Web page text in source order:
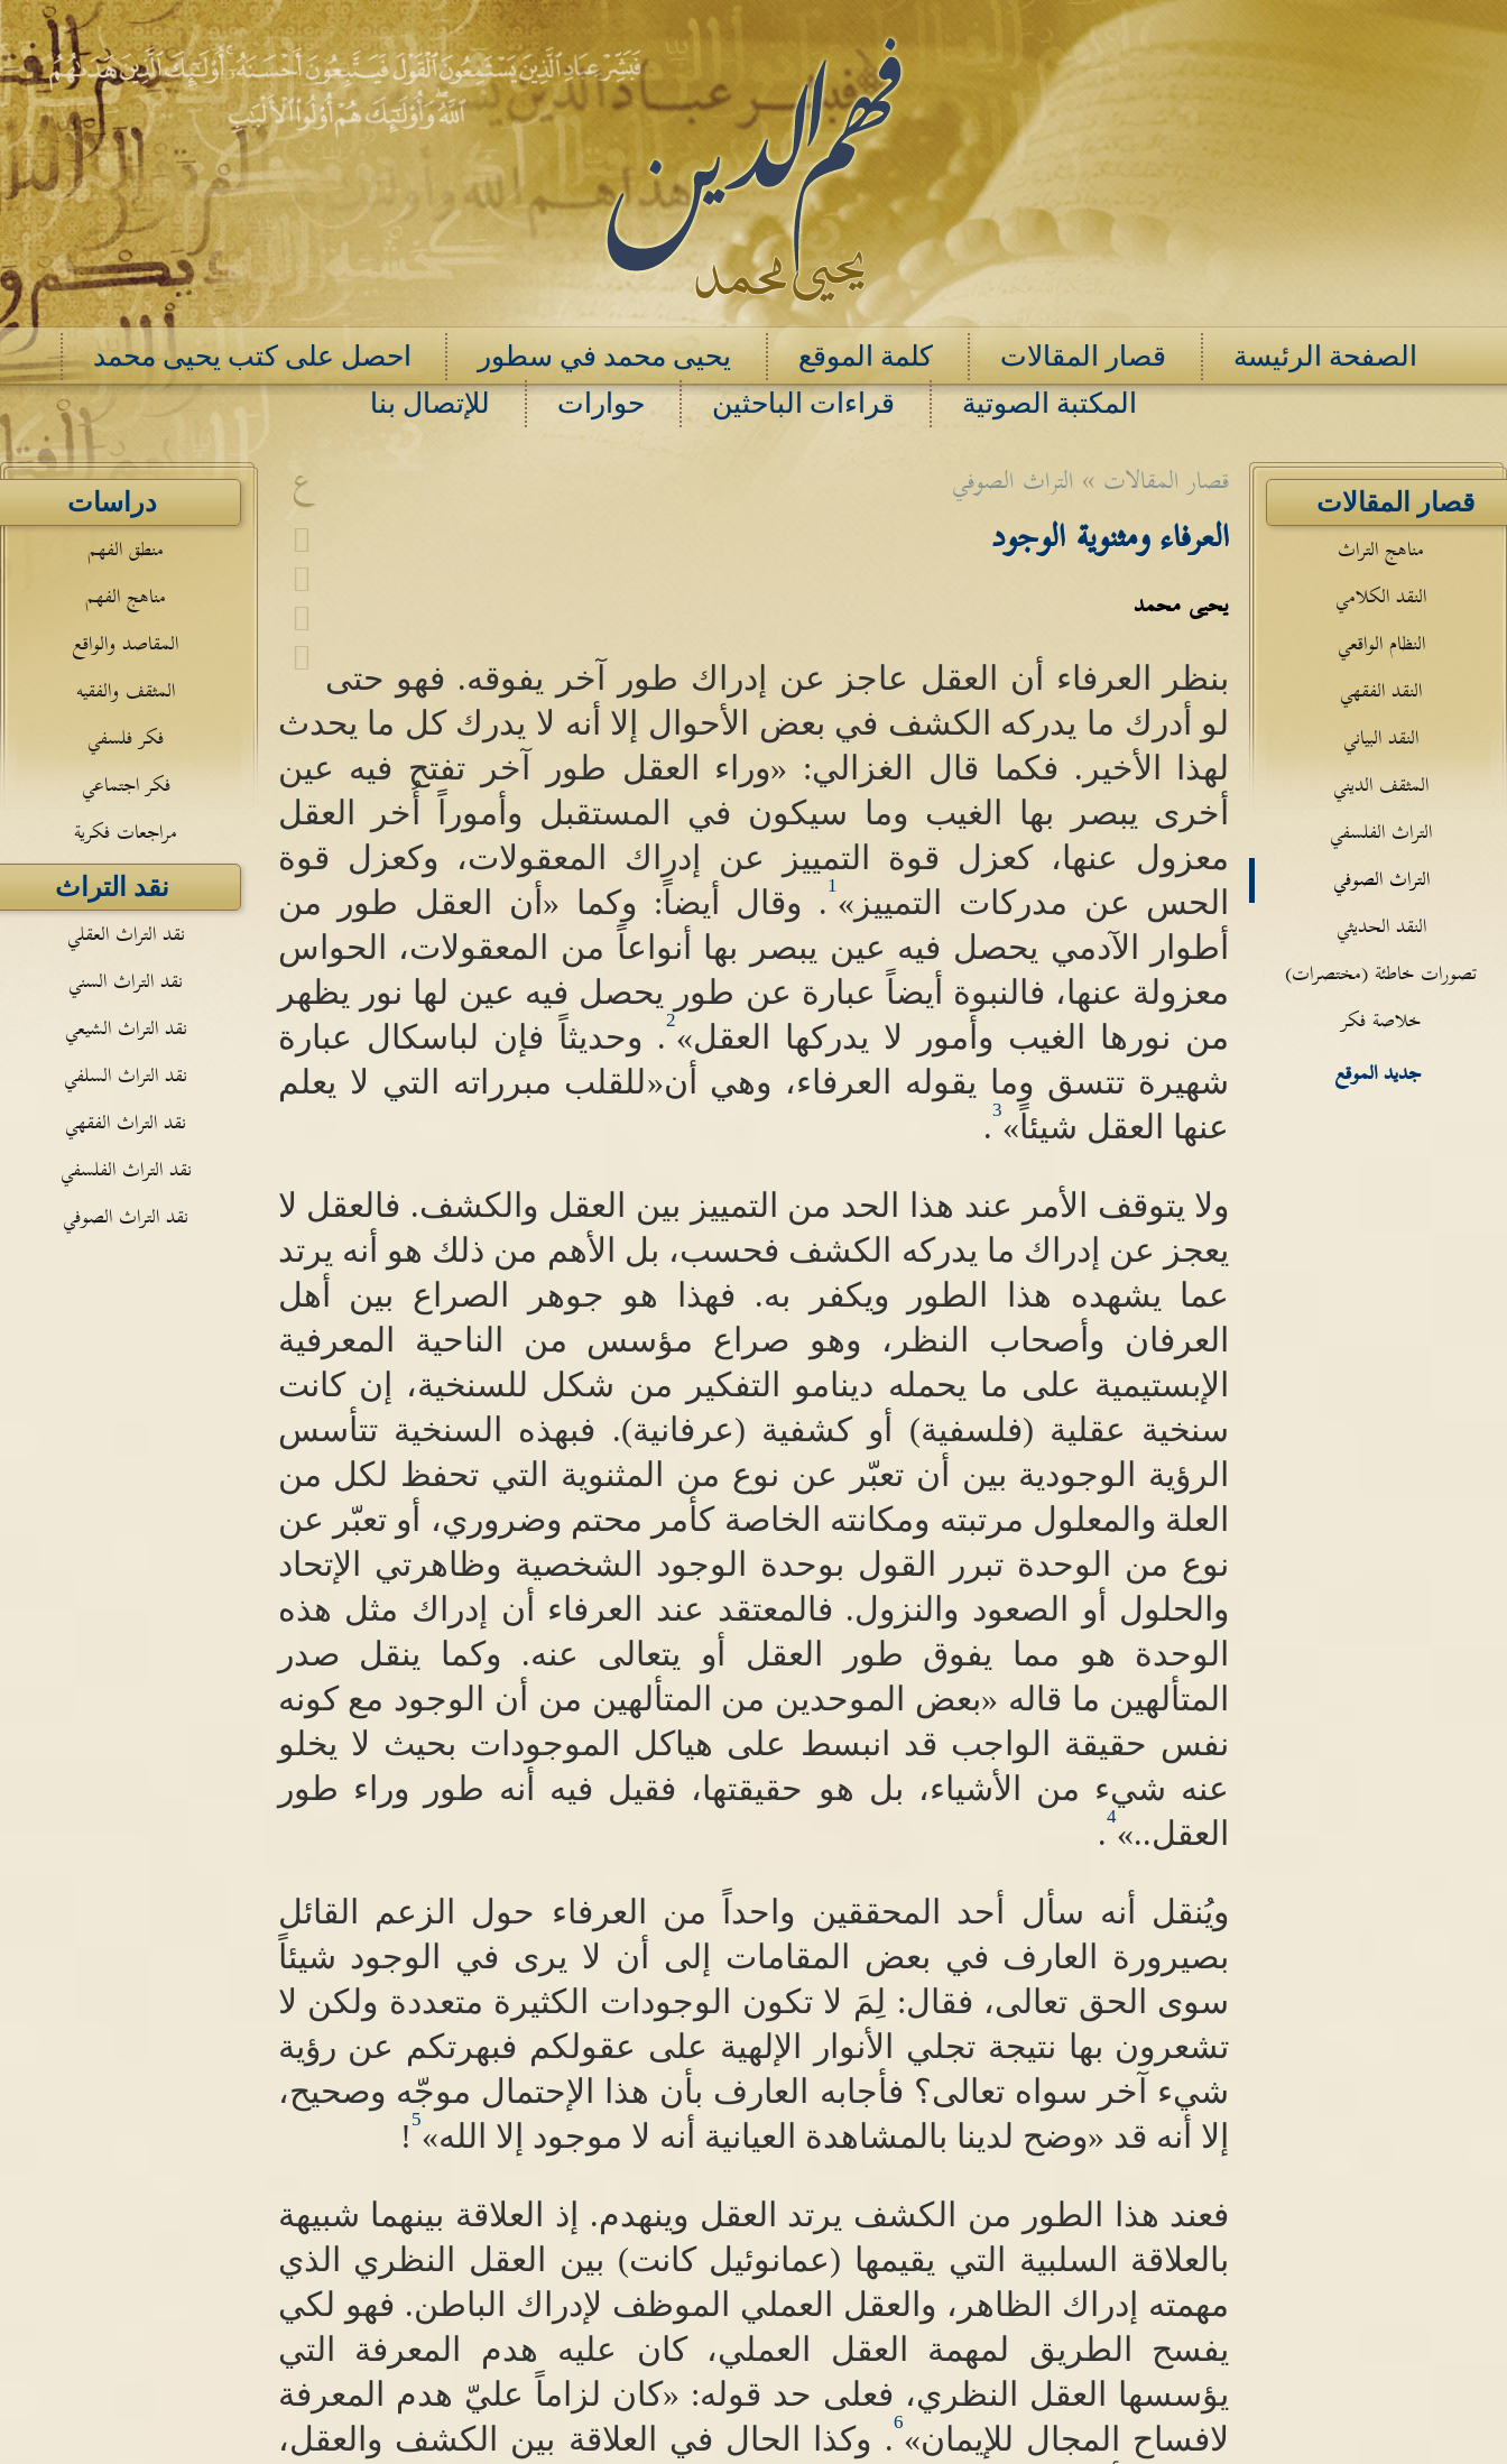
الصفحة الرئيسة قصار المقالات كلمة الموقع يحيى محمد في سطور
احصل على كتب يحيى محمد
المكتبة الصوتية
قراءات الباحثين حوارات للإتصال بنا
دراسات
منطق الفهم
مناهج الفهم
المقاصد والواقع
المثقف والفقيه
فكر فلسفي
فكر اجتماعي
مراجعات فكرية
نقد التراث
نقد التراث العقلي
نقد التراث السني
نقد التراث الشيعي
نقد التراث السلفي
نقد التراث الفقهي
نقد التراث الفلسفي
نقد التراث الصوفي
ع قصار المقالات » التراث الصوفي
العرفاء ومثنوية الوجود
يحيى محمد
بنظر العرفاء أن العقل عاجز عن إدراك طور آخر يفوقه. فهو حتى
لو أدرك ما يدركه الكشف في بعض الأحوال إلا أنه لا يدرك كل ما يحدث
لهذا الأخير . فكما قال الغزالي: «وراء العقل طور آخر تفتح فيه عين
أخرى يبصر بها الغيب وما سيكون في المستقبل وأموراً أُخر العقل
معزول عنها، كعزل قوة التمييز عن إدراك المعقولات، وكعزل قوة
الحس عن مدركات التمييز »
1
. وقال أيضاً: وكما «أن العقل طور من
أطوار الآدمي يحصل فيه عين يبصر بها أنواعاً من المعقولات، الحواس
معزولة عنها، فالنبوة أيضاً عبارة عن طور يحصل فيه عين لها نور يظهر
من نورها الغيب وأمور لا يدركها العقل»
2
. وحديثاً فإن لباسكال عبارة
شهيرة تتسق وما يقوله العرفاء، وهي أن«للقلب مبرراته التي لا يعلم
عنها العقل شيئاً»
3
.
ولا يتوقف الأمر عند هذا الحد من التمييز بين العقل والكشف. فالعقل لا
يعجز عن إدراك ما يدركه الكشف فحسب، بل الأهم من ذلك هو أنه يرتد
عما يشهده هذا الطور ويكفر به. فهذا هو جوهر الصراع بين أهل
العرفان وأصحاب النظر، وهو صراع مؤسس من الناحية المعرفية
الإبستيمية على ما يحمله دينامو التفكير من شكل للسنخية، إن كانت
سنخية عقلية (فلسفية) أو كشفية (عرفانية). فبهذه السنخية تتأسس
الرؤية الوجودية بين أن تعبّر عن نوع من المثنوية التي تحفظ لكل من
العلة والمعلول مرتبته ومكانته الخاصة كأمر محتم وضروري، أو تعبّر عن
نوع من الوحدة تبرر القول بوحدة الوجود الشخصية وظاهرتي الإتحاد
والحلول أو الصعود والنزول. فالمعتقد عند العرفاء أن إدراك مثل هذه
الوحدة هو مما يفوق طور العقل أو يتعالى عنه. وكما ينقل صدر
المتألهين ما قاله «بعض الموحدين من المتألهين من أن الوجود مع كونه
نفس حقيقة الواجب قد انبسط على هياكل الموجودات بحيث لا يخلو
عنه شيء من الأشياء، بل هو حقيقتها، فقيل فيه أنه طور وراء طور
العقل..»
4
.
ويُنقل أنه سأل أحد المحققين واحداً من العرفاء حول الزعم القائل
بصيرورة العارف في بعض المقامات إلى أن لا يرى في الوجود شيئاً
سوى الحق تعالى، فقال: لِمَ لا تكون الوجودات الكثيرة متعددة ولكن لا
تشعرون بها نتيجة تجلي الأنوار الإلهية على عقولكم فبهرتكم عن رؤية
شيء آخر سواه تعالى؟ فأجابه العارف بأن هذا الإحتمال موجّه وصحيح،
إلا أنه قد «وضح لدينا بالمشاهدة العيانية أنه لا موجود إلا الله»
5
!
فعند هذا الطور من الكشف يرتد العقل وينهدم. إذ العلاقة بينهما شبيهة
بالعلاقة السلبية التي يقيمها (عمانوئيل كانت) بين العقل النظري الذي
مهمته إدراك الظاهر، والعقل العملي الموظف لإدراك الباطن. فهو لكي
يفسح الطريق لمهمة العقل العملي، كان عليه هدم المعرفة التي
يؤسسها العقل النظري، فعلى حد قوله: «كان لزاماً عليّ هدم المعرفة
لافساح المجال للإيمان»
6
. وكذا الحال في العلاقة بين الكشف والعقل،
قصار المقالات
مناهج التراث
النقد الكلامي
النظام الواقعي
النقد الفقهي
النقد البياني
المثقف الديني
التراث الفلسفي
التراث الصوفي
النقد الحديثي
تصورات خاطئة (مختصرات)
خلاصة فكر
جديد الموقع